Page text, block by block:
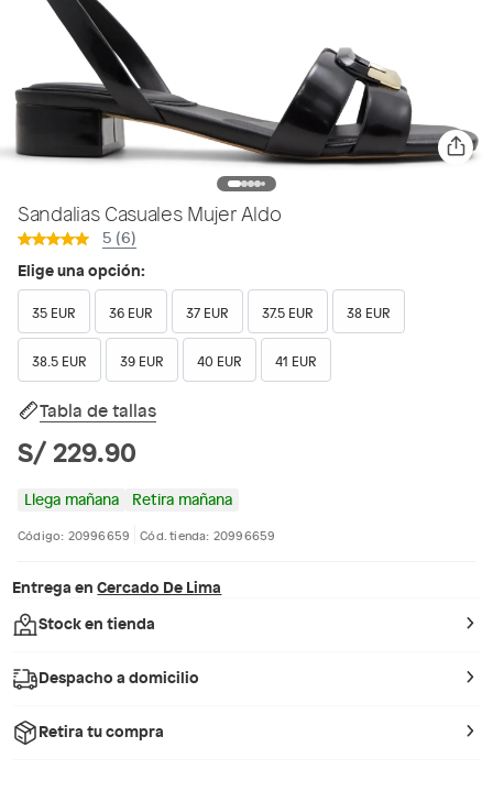
Sandalias Casuales Mujer Aldo
5 (6)
Elige una opción:
35 EUR 36 EUR 37 EUR 37.5 EUR 38 EUR
38.5 EUR 39 EUR 40 EUR 41 EUR
Tabla de tallas
S/ 229.90
Llega mañana Retira mañana
Código: 20996659 Cód. tienda: 20996659
Entrega en Cercado De Lima
Stock en tienda
Despacho a domicilio
Retira tu compra